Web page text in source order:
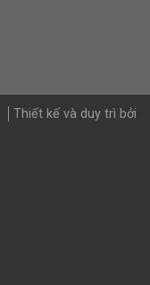
Thiết kế và duy trì bởi